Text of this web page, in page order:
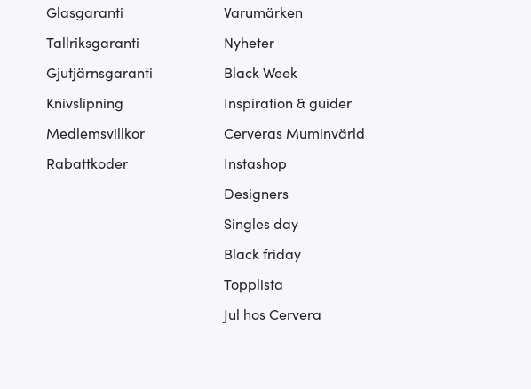
Glasgaranti
Tallriksgaranti
Gjutjärnsgaranti
Knivslipning
Medlemsvillkor
Rabattkoder
Varumärken
Nyheter
Black Week
Inspiration & guider
Cerveras Muminvärld
Instashop
Designers
Singles day
Black friday
Topplista
Jul hos Cervera